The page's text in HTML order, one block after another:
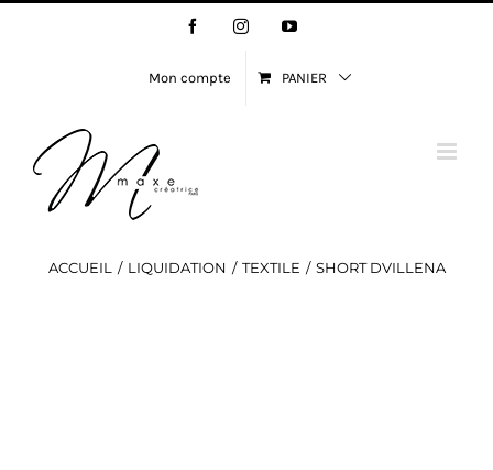
FacebookInstagramYouTube
Mon compte PANIER
ACCUEIL LIQUIDATION TEXTILE SHORT DVILLENA